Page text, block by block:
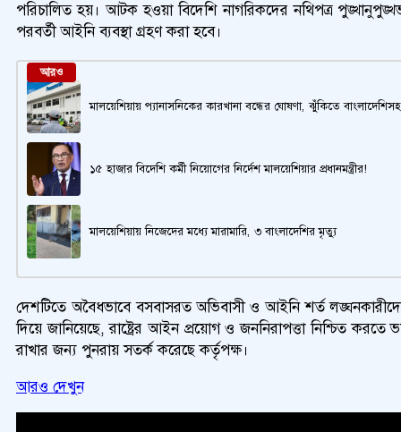
পরিচালিত হয়। আটক হওয়া বিদেশি নাগরিকদের নথিপত্র
পরবর্তী আইনি ব্যবস্থা গ্রহণ করা হবে।
আরও
মালয়েশিয়ায় প্যানাসনিকের কারখানা বন্ধের ঘোষণা, ঝুঁকিতে
১৫ হাজার বিদেশি কর্মী নিয়োগের নির্দেশ মালয়েশিয়ার প্রধানমন্ত্রীর!
মালয়েশিয়ায় নিজেদের মধ্যে মারামারি, ৩ বাংলাদেশির মৃত্যু
দেশটিতে অবৈধভাবে বসবাসরত অভিবাসী ও আইনি শর্ত
দিয়ে জানিয়েছে, রাষ্ট্রের আইন প্রয়োগ ও জননিরাপত্তা নিশ্চিত
রাখার জন্য পুনরায় সতর্ক করেছে কর্তৃপক্ষ।
আরও দেখুন